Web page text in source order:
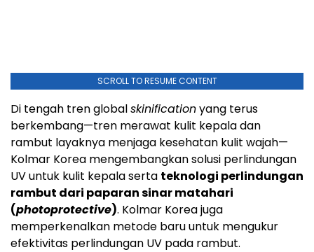
SCROLL TO RESUME CONTENT
Di tengah tren globalskinificationyang terus
berkembang—tren merawat kulit kepala dan
rambut layaknya menjaga kesehatan kulit wajah—
Kolmar Korea mengembangkan solusi perlindungan
UV untuk kulit kepala serta teknologi perlindungan
rambut dari paparan sinar matahari
(photoprotective). Kolmar Korea juga
memperkenalkan metode baru untuk mengukur
efektivitas perlindungan UV pada rambut.